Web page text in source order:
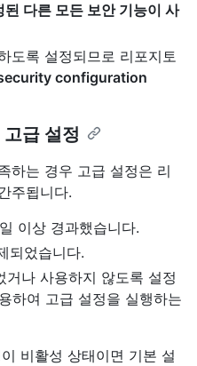
다른 모든 보안 기능이 사
도록 설정되므로 리포지토
configuration
급 설정
하는 경우 고급 설정은 리
주됩니다.
이상 경과했습니다.
되었습니다.
나 사용하지 않도록 설정
하여 고급 설정을 실행하는
비활성 상태이면 기본 설